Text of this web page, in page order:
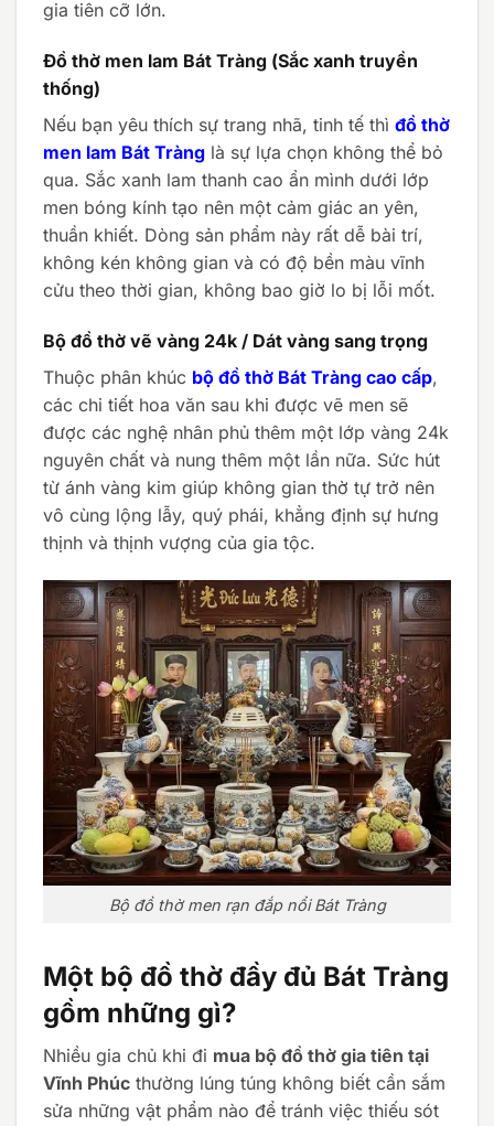
gia tiên cỡ lớn.
Đồ thờ men lam Bát Tràng (Sắc xanh truyền
thống)
Nếu bạn yêu thích sự trang nhã, tinh tế thì đồ thờ
men lam Bát Tràng là sự lựa chọn không thể bỏ
qua. Sắc xanh lam thanh cao ẩn mình dưới lớp
men bóng kính tạo nên một cảm giác an yên,
thuần khiết. Dòng sản phẩm này rất dễ bài trí,
không kén không gian và có độ bền màu vĩnh
cửu theo thời gian, không bao giờ lo bị lỗi mốt.
Bộ đồ thờ vẽ vàng 24k / Dát vàng sang trọng
Thuộc phân khúc bộ đồ thờ Bát Tràng cao cấp,
các chi tiết hoa văn sau khi được vẽ men sẽ
được các nghệ nhân phủ thêm một lớp vàng 24k
nguyên chất và nung thêm một lần nữa. Sức hút
từ ánh vàng kim giúp không gian thờ tự trở nên
vô cùng lộng lẫy, quý phái, khẳng định sự hưng
thịnh và thịnh vượng của gia tộc.
Bộ đồ thờ men rạn đắp nổi Bát Tràng
Một bộ đồ thờ đầy đủ Bát Tràng
gồm những gì?
Nhiều gia chủ khi đi mua bộ đồ thờ gia tiên tại
Vĩnh Phúc thường lúng túng không biết cần sắm
sửa những vật phẩm nào để tránh việc thiếu sót